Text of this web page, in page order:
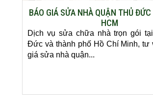
BÁO GIÁ SỬA NHÀ QUẬN THỦ
HCM
Dịch vụ sửa chữa nhà trọn gói
Đức và thành phố Hồ Chí Minh, tư
giá sửa nhà quận...